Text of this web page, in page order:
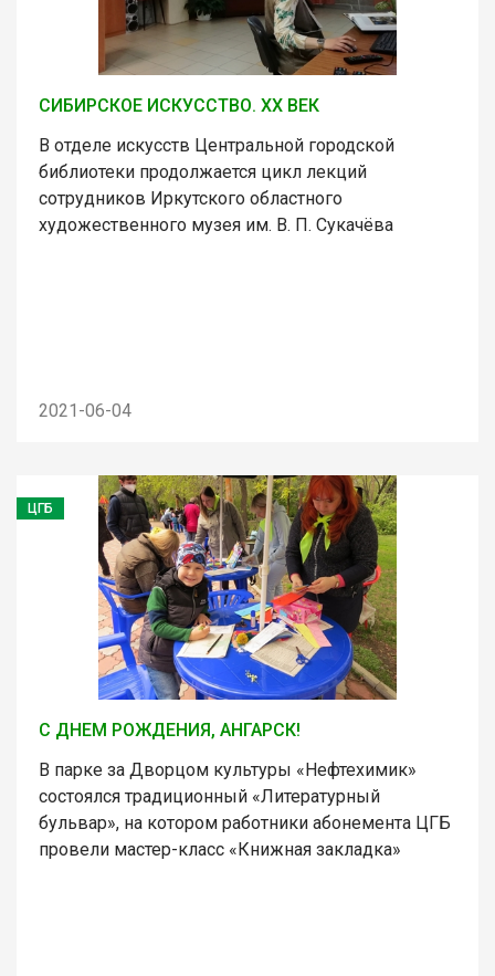
СИБИРСКОЕ ИСКУССТВО. XX ВЕК
В отделе искусств Центральной городской
библиотеки продолжается цикл лекций
сотрудников Иркутского областного
художественного музея им. В. П. Сукачёва
2021-06-04
ЦГБ
С ДНЕМ РОЖДЕНИЯ, АНГАРСК!
В парке за Дворцом культуры «Нефтехимик»
состоялся традиционный «Литературный
бульвар», на котором работники абонемента ЦГБ
провели мастер-класс «Книжная закладка»